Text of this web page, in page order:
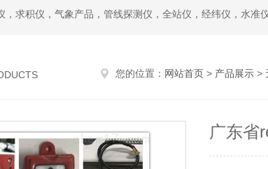
求积仪，气象产品，管线探测仪，全站仪，经纬仪，水准
您的位置： 网站首页 > 产品展示 >
广东省